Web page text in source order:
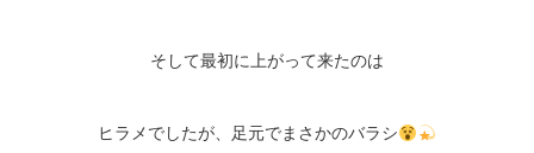
そして最初に上がって来たのは
ヒラメでしたが、足元でまさかのバラシ